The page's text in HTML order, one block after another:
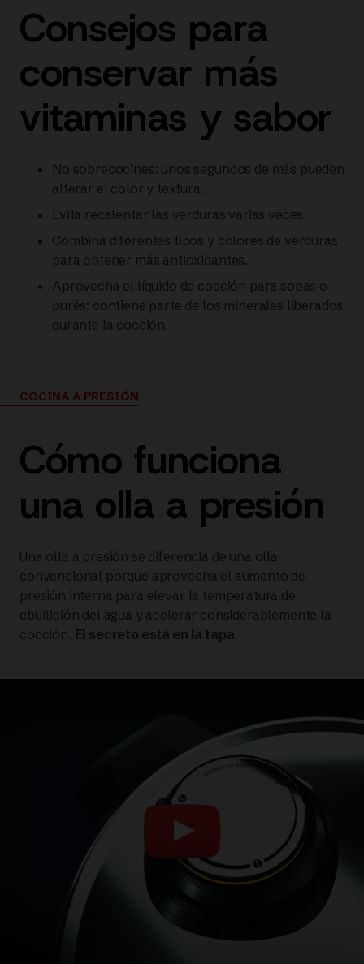
Consejos para
conservar más
vitaminas y sabor
No sobrecocines: unos segundos de más pueden
alterar el color y textura.
Evita recalentar las verduras varias veces.
Combina diferentes tipos y colores de verduras
para obtener más antioxidantes.
Aprovecha el líquido de cocción para sopas o
purés: contiene parte de los minerales liberados
durante la cocción.
COCINA A PRESIÓN
Cómo funciona
una olla a presión
Una olla a presión se diferencia de una olla
convencional porque aprovecha el aumento de
presión interna para elevar la temperatura de
ebullición del agua y acelerar considerablemente la
cocción. El secreto está en la tapa.